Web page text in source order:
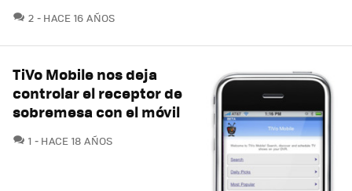
2 COMENTARIOS
HACE 16 AÑOS
TiVo Mobile nos deja
controlar el receptor de
sobremesa con el móvil
1 COMENTARIOS
HACE 18 AÑOS